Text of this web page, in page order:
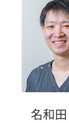
名和